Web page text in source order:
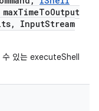
TimeToOutput
, InputStream
수 있는 executeShell